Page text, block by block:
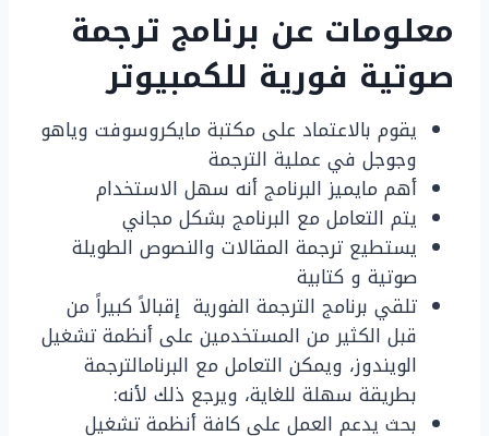
معلومات عن برنامج ترجمة
صوتية فورية للكمبيوتر
يقوم بالاعتماد على مكتبة مايكروسوفت وياهو
وجوجل في عملية الترجمة
أهم مايميز البرنامج أنه سهل الاستخدام
يتم التعامل مع البرنامج بشكل مجاني
يستطيع ترجمة المقالات والنصوص الطويلة
صوتية و كتابية
تلقي برنامج الترجمة الفورية إقبالاً كبيراً من
قبل الكثير من المستخدمين على أنظمة تشغيل
الويندوز، ويمكن التعامل مع البرنامالترجمة
بطريقة سهلة للغاية، ويرجع ذلك لأنه:
بحث يدعم العمل على كافة أنظمة تشغيل